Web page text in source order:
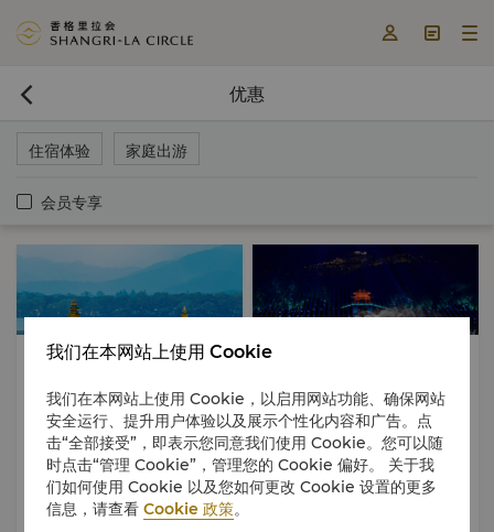
  
 优惠
住宿体验 家庭出游
会员专享
住宿体验
文化体验
2026年06月16日 - 2026年08月31
日
家庭游湖套餐
平均每晚由USD 148起
住宿体验
2026年03月20日 - 2026年12月15
日
“最忆是杭州”特惠包价
我们在本网站上使用 Cookie
我们在本网站上使用 Cookie，以启用网站功能、确保网站
安全运行、提升用户体验以及展示个性化内容和广告。点
击“全部接受”，即表示您同意我们使用 Cookie。您可以随
时点击“管理 Cookie”，管理您的 Cookie 偏好。 关于我
们如何使用 Cookie 以及您如何更改 Cookie 设置的更多
信息，请查看Cookie 政策。